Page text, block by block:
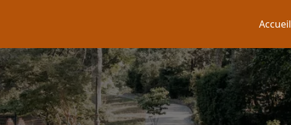
Accueil